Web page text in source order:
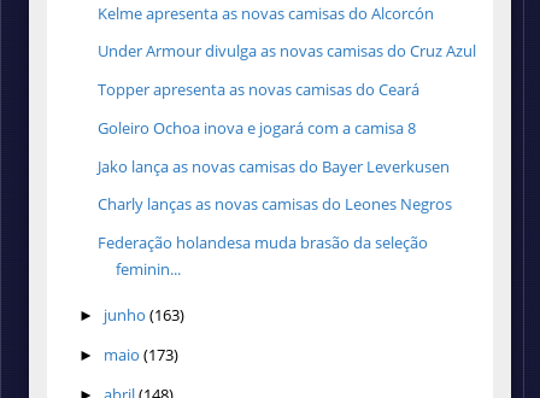
Kelme apresenta as novas camisas do Alcorcón
Under Armour divulga as novas camisas do Cruz Azul
Topper apresenta as novas camisas do Ceará
Goleiro Ochoa inova e jogará com a camisa 8
Jako lança as novas camisas do Bayer Leverkusen
Charly lanças as novas camisas do Leones Negros
Federação holandesa muda brasão da seleção
feminin...
► junho (163)
► maio (173)